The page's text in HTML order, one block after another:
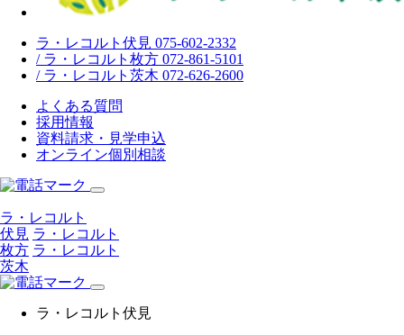
ラ・レコルト伏見 075-602-2332
/ ラ・レコルト枚方 072-861-5101
/ ラ・レコルト茨木 072-626-2600
よくある質問
採用情報
資料請求・見学申込
オンライン個別相談
ラ・レコルト
伏見 ラ・レコルト
枚方 ラ・レコルト
茨木
ラ・レコルト伏見